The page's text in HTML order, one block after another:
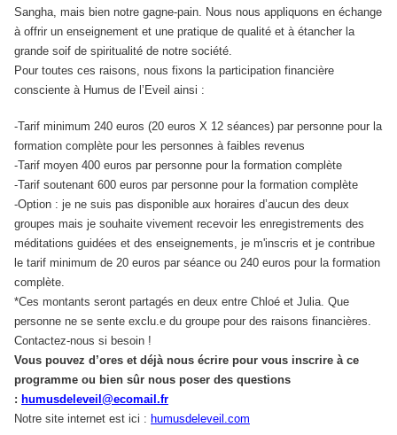
Sangha, mais bien notre gagne-pain. Nous nous appliquons en échange
à offrir un enseignement et une pratique de qualité et à étancher la
grande soif de spiritualité de notre société.
Pour toutes ces raisons, nous fixons la participation financière
consciente à Humus de l’Eveil ainsi :
-Tarif minimum 240 euros (20 euros X 12 séances) par personne pour la
formation complète pour les personnes à faibles revenus
-Tarif moyen 400 euros par personne pour la formation complète
-Tarif soutenant 600 euros par personne pour la formation complète
-Option : je ne suis pas disponible aux horaires d’aucun des deux
groupes mais je souhaite vivement recevoir les enregistrements des
méditations guidées et des enseignements, je m'inscris et je contribue
le tarif minimum de 20 euros par séance ou 240 euros pour la formation
complète.
*Ces montants seront partagés en deux entre Chloé et Julia. Que
personne ne se sente exclu.e du groupe pour des raisons financières.
Contactez-nous si besoin !
Vous pouvez d’ores et déjà nous écrire pour vous inscrire à ce
programme ou bien sûr nous poser des questions
: humusdeleveil@ecomail.fr
Notre site internet est ici : humusdeleveil.com